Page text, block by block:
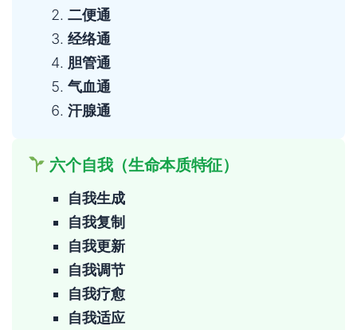
二便通
经络通
胆管通
气血通
汗腺通
六个自我（生命本质特征）
自我生成
自我复制
自我更新
自我调节
自我疗愈
自我适应